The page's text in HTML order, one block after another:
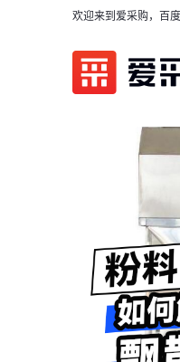
欢迎来到爱采购，百